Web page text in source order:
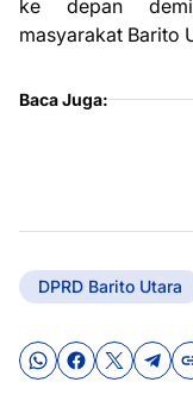
ke depan demi
masyarakat Barito
Baca Juga:
DPRD Barito Utara